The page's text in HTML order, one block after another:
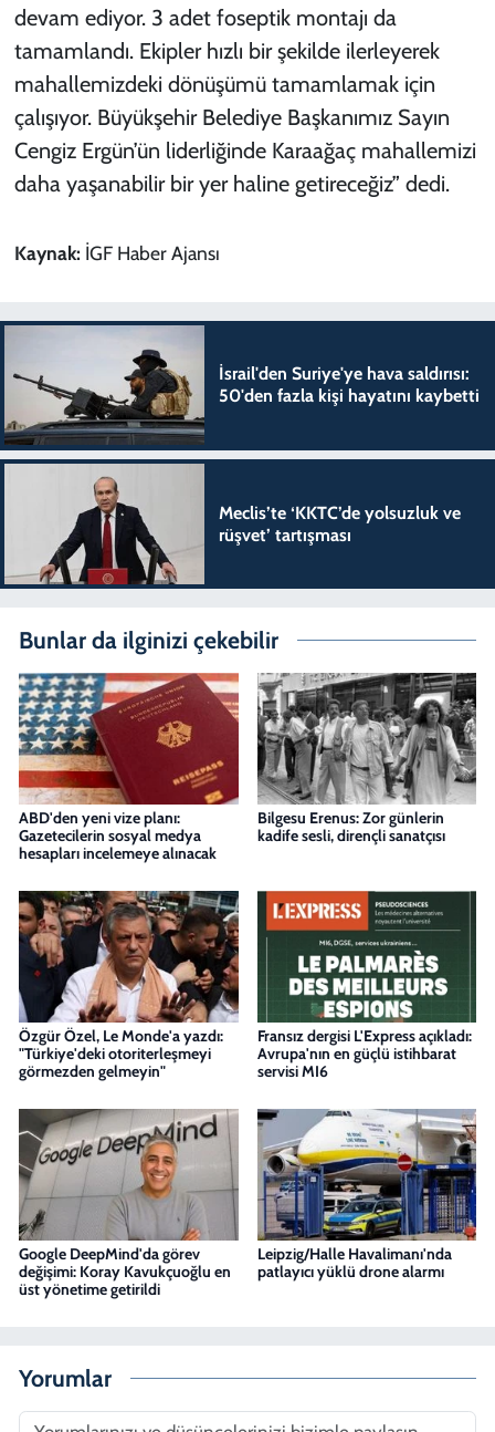
devam ediyor. 3 adet foseptik montajı da
tamamlandı. Ekipler hızlı bir şekilde ilerleyerek
mahallemizdeki dönüşümü tamamlamak için
çalışıyor. Büyükşehir Belediye Başkanımız Sayın
Cengiz Ergün’ün liderliğinde Karaağaç mahallemizi
daha yaşanabilir bir yer haline getireceğiz” dedi.
Kaynak: İGF Haber Ajansı
İsrail'den Suriye'ye hava saldırısı:
50'den fazla kişi hayatını kaybetti
Meclis’te ‘KKTC’de yolsuzluk ve
rüşvet’ tartışması
Bunlar da ilginizi çekebilir
ABD'den yeni vize planı:
Gazetecilerin sosyal medya
hesapları incelemeye alınacak
Bilgesu Erenus: Zor günlerin
kadife sesli, dirençli sanatçısı
Özgür Özel, Le Monde'a yazdı:
"Türkiye'deki otoriterleşmeyi
görmezden gelmeyin"
Fransız dergisi L'Express açıkladı:
Avrupa'nın en güçlü istihbarat
servisi MI6
Google DeepMind'da görev
değişimi: Koray Kavukçuoğlu en
üst yönetime getirildi
Leipzig/Halle Havalimanı'nda
patlayıcı yüklü drone alarmı
Yorumlar